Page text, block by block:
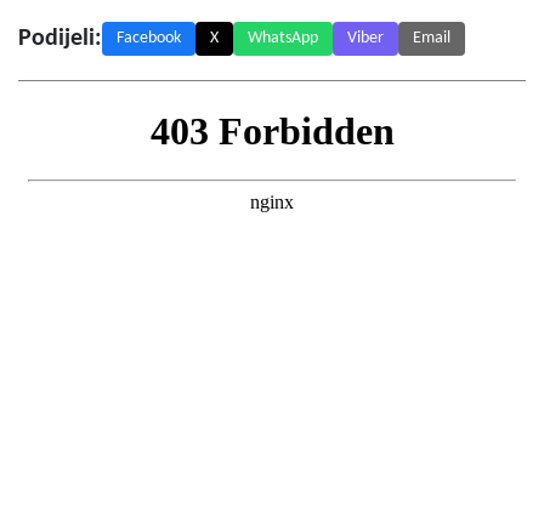
Podijeli: Facebook X WhatsApp Viber Email